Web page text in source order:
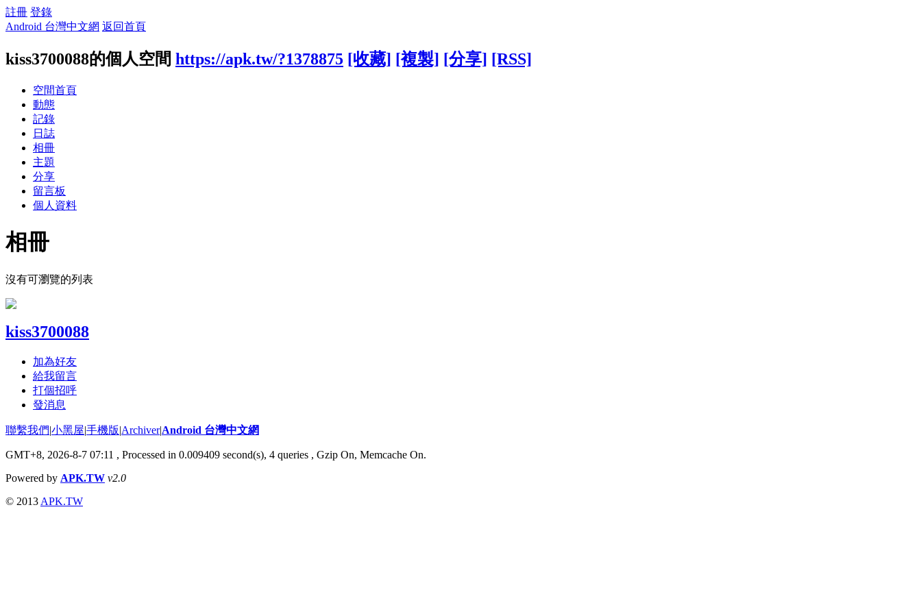
註冊 登錄
Android 台灣中文網 返回首頁
kiss3700088的個人空間 https://apk.tw/?1378875 [收藏] [複製] [分享] [RSS]
空間首頁
動態
記錄
日誌
相冊
主題
分享
留言板
個人資料
相冊
沒有可瀏覽的列表
kiss3700088
加為好友
給我留言
打個招呼
發消息
聯繫我們|小黑屋|手機版|Archiver|Android 台灣中文網
GMT+8, 2026-8-7 07:11 , Processed in 0.009409 second(s), 4 queries , Gzip On, Memcache On.
Powered by APK.TW v2.0
© 2013 APK.TW